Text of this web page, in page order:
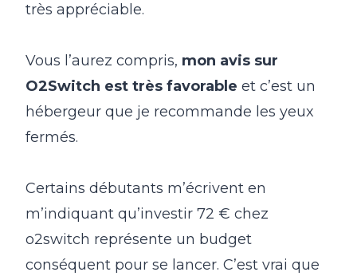
très appréciable.
Vous l’aurez compris, mon avis sur
O2Switch est très favorable et c’est un
hébergeur que je recommande les yeux
fermés.
Certains débutants m’écrivent en
m’indiquant qu’investir 72 € chez
o2switch représente un budget
conséquent pour se lancer. C’est vrai que